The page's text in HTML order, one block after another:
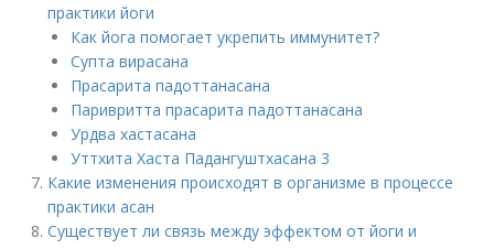
практики йоги
Как йога помогает укрепить иммунитет?
Супта вирасана
Прасарита падоттанасана
Паривритта прасарита падоттанасана
Урдва хастасана
Уттхита Хаста Падангуштхасана 3
Какие изменения происходят в организме в процессе
практики асан
Существует ли связь между эффектом от йоги и